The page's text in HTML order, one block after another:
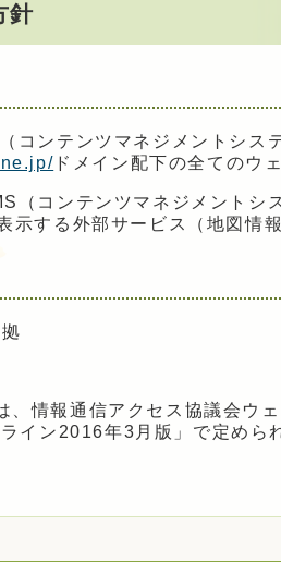
針
コンテンツマネジメントシス
ドメイン配下の全てのウ
（コンテンツマネジメントシ
示する外部サービス（地図情
、情報通信アクセス協議会ウ
ン2016年3月版」で定めら